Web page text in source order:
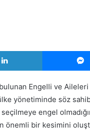
LinkedIn
Engelli ve
yönetiminde söz
engel
önemli bir kesimini